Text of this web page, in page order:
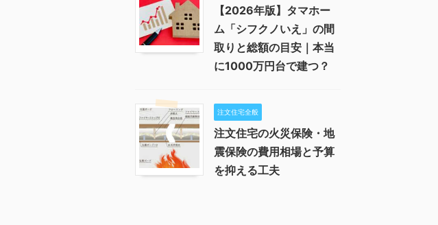
【2026年版】タマホー
ム「シフクノいえ」の間
取りと総額の目安｜本当
に1000万円台で建つ？
注文住宅全般
注文住宅の火災保険・地
震保険の費用相場と予算
を抑える工夫